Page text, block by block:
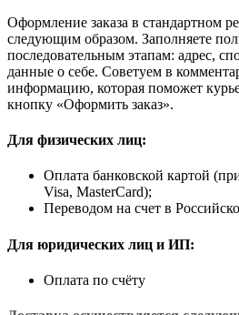
Оформление заказа в стандартном
следующим образом. Заполняете
последовательным этапам: адрес,
данные о себе. Советуем в
информацию, которая поможет
кнопку «Оформить заказ».
Для физических лиц:
Оплата банковской картой
Visa, MasterCard);
Переводом на счет в
Для юридических лиц и ИП:
Оплата по счёту